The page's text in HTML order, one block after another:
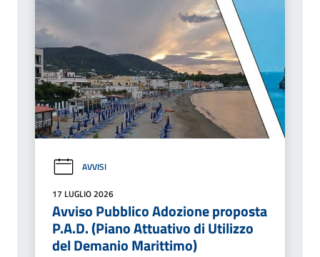
AVVISI
17 LUGLIO 2026
Avviso Pubblico Adozione proposta
P.A.D. (Piano Attuativo di Utilizzo
del Demanio Marittimo)